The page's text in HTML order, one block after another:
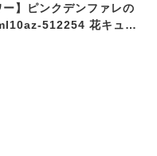
ー】ピンクデンファレの
512254 花キュー